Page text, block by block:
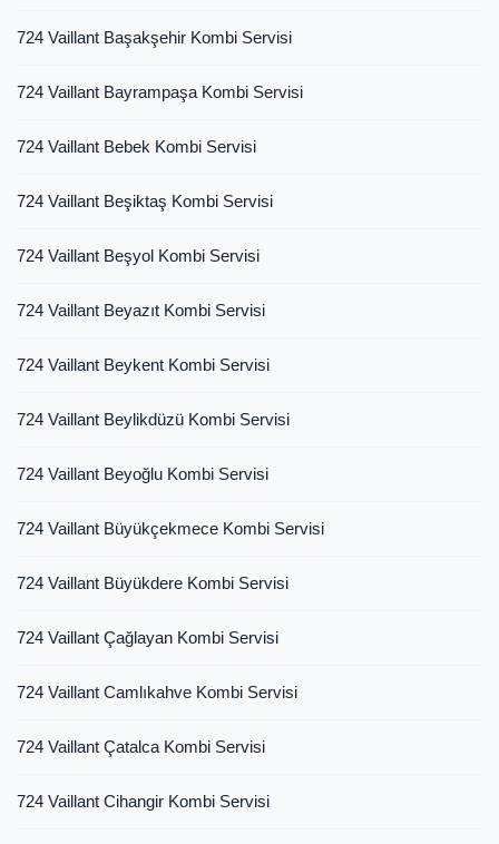
724 Vaillant Başakşehir Kombi Servisi
724 Vaillant Bayrampaşa Kombi Servisi
724 Vaillant Bebek Kombi Servisi
724 Vaillant Beşiktaş Kombi Servisi
724 Vaillant Beşyol Kombi Servisi
724 Vaillant Beyazıt Kombi Servisi
724 Vaillant Beykent Kombi Servisi
724 Vaillant Beylikdüzü Kombi Servisi
724 Vaillant Beyoğlu Kombi Servisi
724 Vaillant Büyükçekmece Kombi Servisi
724 Vaillant Büyükdere Kombi Servisi
724 Vaillant Çağlayan Kombi Servisi
724 Vaillant Camlıkahve Kombi Servisi
724 Vaillant Çatalca Kombi Servisi
724 Vaillant Cihangir Kombi Servisi